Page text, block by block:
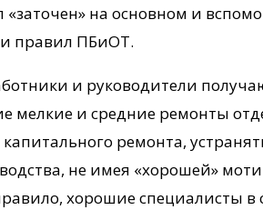
на основном и
правил ПБиОТ.
и руководители
и средние ремонты
ремонта,
не имея «хорошей»
хорошие специалисты